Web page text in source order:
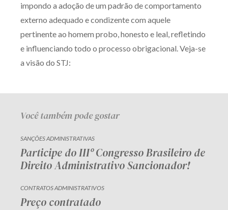
impondo a adoção de um padrão de comportamento
externo adequado e condizente com aquele
pertinente ao homem probo, honesto e leal, refletindo
e influenciando todo o processo obrigacional. Veja-se
a visão do STJ:
Você também pode gostar
SANÇÕES ADMINISTRATIVAS
Participe do IIIº Congresso Brasileiro de
Direito Administrativo Sancionador!
CONTRATOS ADMINISTRATIVOS
Preço contratado